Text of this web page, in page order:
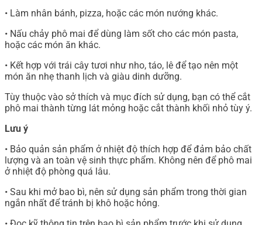
• Làm nhân bánh, pizza, hoặc các món nướng khác.
• Nấu chảy phô mai để dùng làm sốt cho các món pasta,
hoặc các món ăn khác.
• Kết hợp với trái cây tươi như nho, táo, lê để tạo nên một
món ăn nhẹ thanh lịch và giàu dinh dưỡng.
Tùy thuộc vào sở thích và mục đích sử dụng, bạn có thể cắt
phô mai thành từng lát mỏng hoặc cắt thành khối nhỏ tùy ý.
Lưu ý
• Bảo quản sản phẩm ở nhiệt độ thích hợp để đảm bảo chất
lượng và an toàn vệ sinh thực phẩm. Không nên để phô mai
ở nhiệt độ phòng quá lâu.
• Sau khi mở bao bì, nên sử dụng sản phẩm trong thời gian
ngắn nhất để tránh bị khô hoặc hỏng.